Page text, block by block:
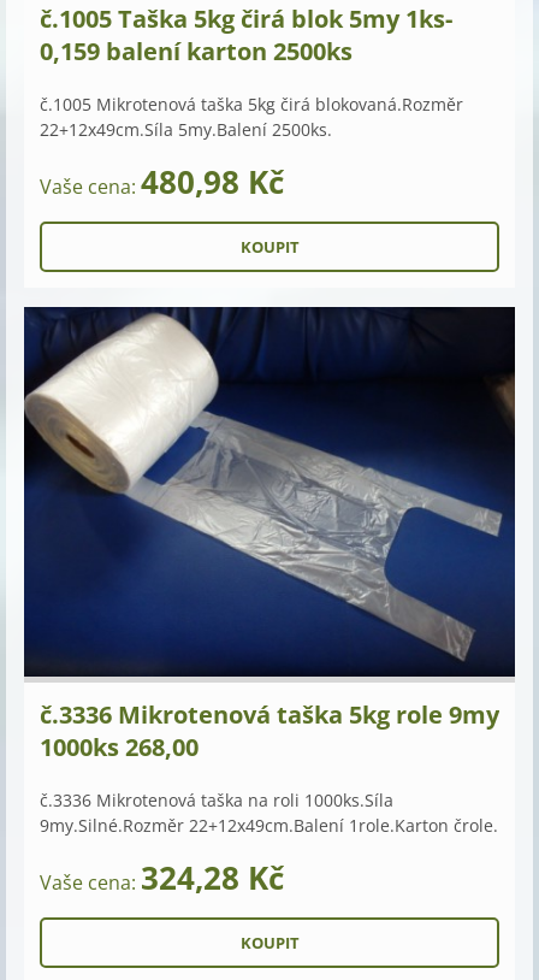
č.1005 Taška 5kg čirá blok 5my 1ks-
0,159 balení karton 2500ks
č.1005 Mikrotenová taška 5kg čirá blokovaná.Rozměr
22+12x49cm.Síla 5my.Balení 2500ks.
Vaše cena: 480,98 Kč
č.3336 Mikrotenová taška 5kg role 9my
1000ks 268,00
č.3336 Mikrotenová taška na roli 1000ks.Síla
9my.Silné.Rozměr 22+12x49cm.Balení 1role.Karton črole.
Vaše cena: 324,28 Kč